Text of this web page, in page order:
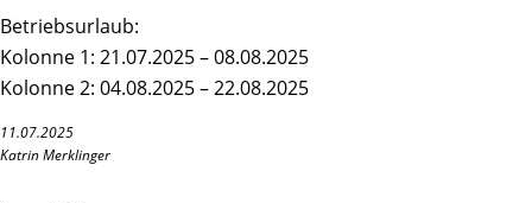
Betriebsurlaub:
Kolonne 1: 21.07.2025 – 08.08.2025
Kolonne 2: 04.08.2025 – 22.08.2025
11.07.2025
Katrin Merklinger